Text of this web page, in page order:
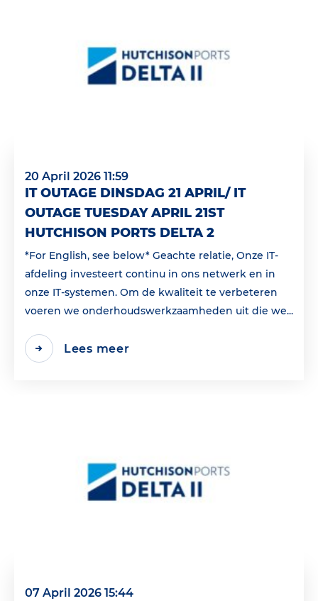
20 April 2026 11:59
IT OUTAGE DINSDAG 21 APRIL/ IT
OUTAGE TUESDAY APRIL 21ST
HUTCHISON PORTS DELTA 2
*For English, see below* Geachte relatie, Onze IT-
afdeling investeert continu in ons netwerk en in
onze IT-systemen. Om de kwaliteit te verbeteren
voeren we onderhoudswerkzaamheden uit die we...
Lees meer
07 April 2026 15:44